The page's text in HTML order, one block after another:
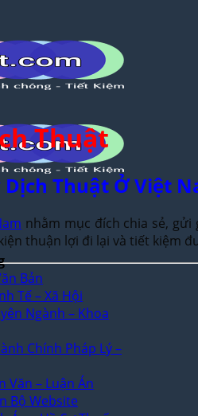
Bản
Tế – Xã Hội
Ngành – Khoa
Chính Pháp Lý –
Văn – Luận Án
Bộ Website
Thuật
Dịch Thuật Ở Việt
nhằm mục đích chia sẻ,
thuận lợi đi lại và tiết kiệm